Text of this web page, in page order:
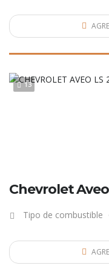
13
Chevrolet Aveo
Tipo de combustible